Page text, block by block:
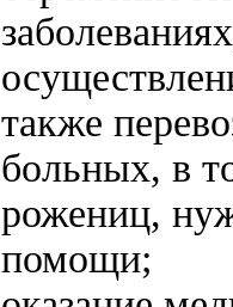
также
больных, в
рожениц,
помощи;